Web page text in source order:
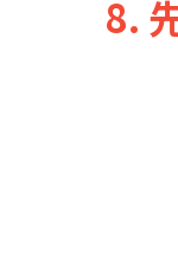
8.